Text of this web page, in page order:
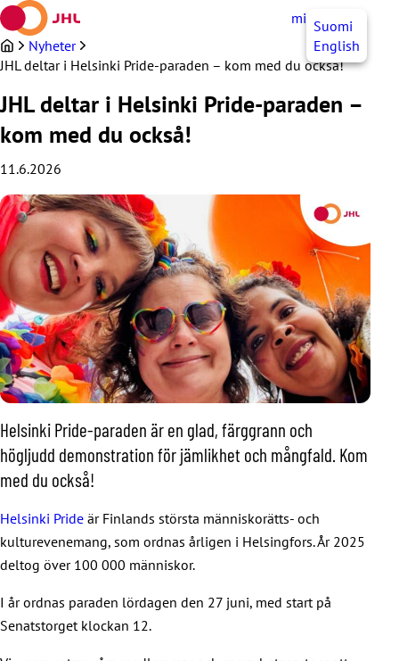
Hoppa
till
innehållet
mittJHL SV
Suomi
English
Nyheter
JHL deltar i Helsinki Pride-paraden – kom med du också!
JHL deltar i Helsinki Pride-paraden –
kom med du också!
11.6.2026
Helsinki Pride-paraden är en glad, färggrann och
högljudd demonstration för jämlikhet och mångfald. Kom
med du också!
Helsinki Pride är Finlands största människorätts- och
kulturevenemang, som ordnas årligen i Helsingfors. År 2025
deltog över 100 000 människor.
I år ordnas paraden lördagen den 27 juni, med start på
Senatstorget klockan 12.